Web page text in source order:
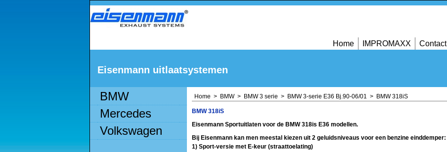
Eisenmann uitlaatsystemen
Home IMPROMAXX Contact
BMW
Mercedes
Volkswagen
Home > BMW> BMW 3 serie > BMW 3-serie E36 Bj.90-06/01 > BMW 318iS
BMW 318iS
Eisenmann Sportuitlaten voor de BMW 318is E36 modellen.
Bij Eisenmann kan men meestal kiezen uit 2 geluidsniveaus voor een benzine einddemper:
1) Sport-versie met E-keur (straattoelating)